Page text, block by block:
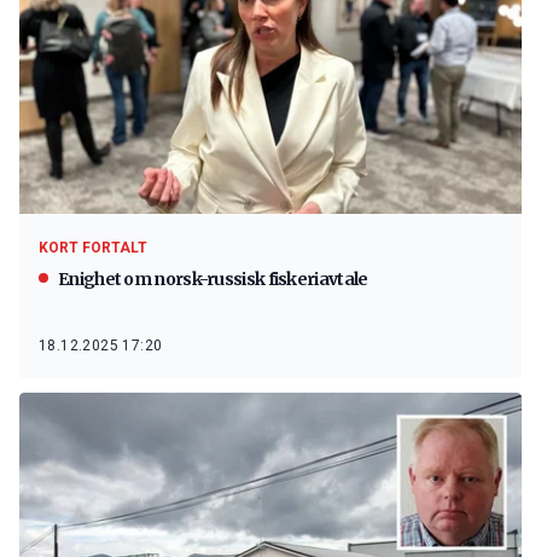
KORT FORTALT
Enighet om norsk-russisk fiskeriavtale
18.12.2025 17:20